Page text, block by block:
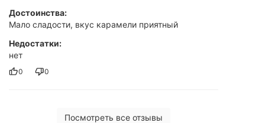
Достоинства:
Мало сладости, вкус карамели приятный
Недостатки:
нет
0 0
Посмотреть все отзывы